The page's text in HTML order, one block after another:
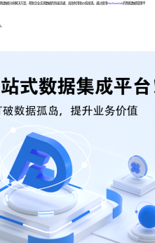
数据分析解决方案，帮助企业实现数据的快速流通、高效利用和价值发现。通过使用FineDataLink的智能数据管理平